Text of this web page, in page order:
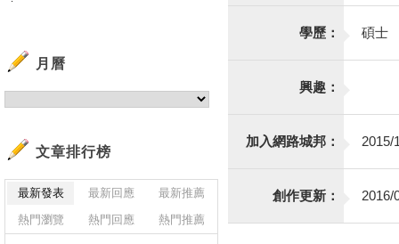
學歷： 碩士
興趣：
加入網路城邦： 2015/
創作更新： 2016/
月曆
文章排行榜
最新發表 最新回應
最新推薦
熱門瀏覽
熱門回應 熱門推薦